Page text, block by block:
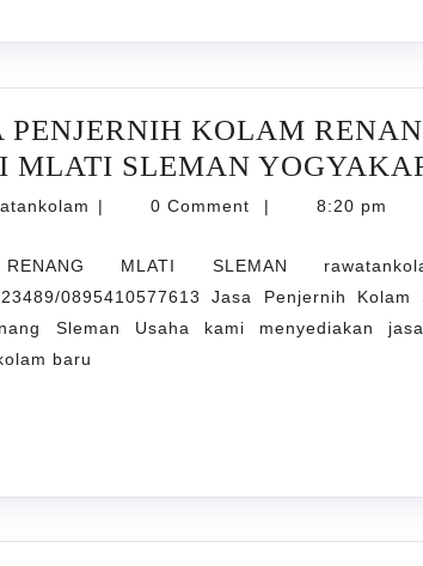
KOLAM
MLATI SLEMAN
karyarawatankolam
| 0 Comment | 8:20 pm
MLATI SLEMAN
0895410577613 Jasa Penjernih Kolam
Sleman Usaha kami menyediakan
baru